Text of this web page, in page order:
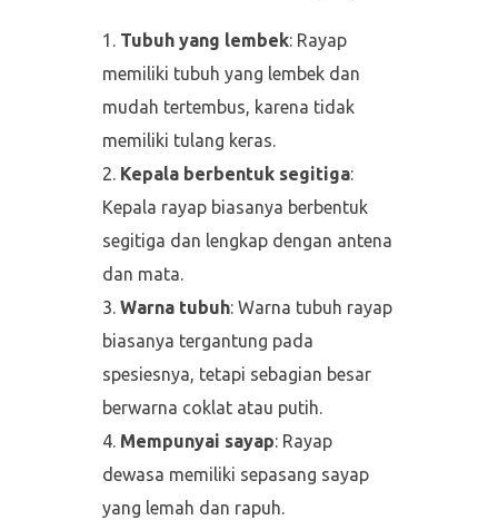
Tubuh yang lembek: Rayap
memiliki tubuh yang lembek dan
mudah tertembus, karena tidak
memiliki tulang keras.
Kepala berbentuk segitiga:
Kepala rayap biasanya berbentuk
segitiga dan lengkap dengan antena
dan mata.
Warna tubuh: Warna tubuh rayap
biasanya tergantung pada
spesiesnya, tetapi sebagian besar
berwarna coklat atau putih.
Mempunyai sayap: Rayap
dewasa memiliki sepasang sayap
yang lemah dan rapuh.